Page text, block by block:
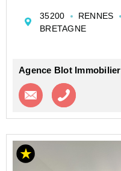
mitoyenne de 88 m²,
cœur d'un
35200 RENNES
BRETAGNE
Agence Blot
Contacter l'agence